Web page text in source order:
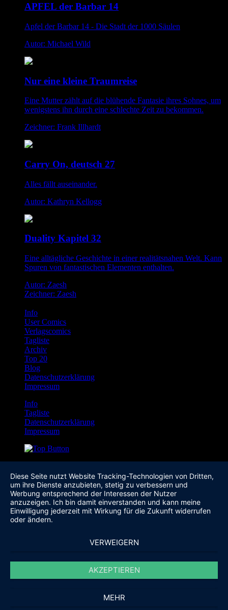
APFEL der Barbar 14
Apfel der Barbar 14 - Die Stadt der 1000 Säulen
Autor: Michael Wild
Nur eine kleine Traumreise
Eine Mutter zählt auf die blühende Fantasie ihres Sohnes, um
wenigstens ihn durch eine schlechte Zeit zu bekommen.
Zeichner: Frank Illhardt
Carry On, deutsch 27
Alles fällt auseinander.
Autor: Kathryn Kellogg
Duality Kapitel 32
Eine alltägliche Geschichte in einer realitätsnahen Welt. Kann
Spuren von fantastischen Elementen enthalten.
Autor: Zaesh
Zeichner: Zaesh
Info
User Comics
Verlagscomics
Tagliste
Archiv
Top 20
Blog
Datenschutzerklärung
Impressum
Info
Tagliste
Datenschutzerklärung
Impressum
Diese Seite nutzt Website Tracking-Technologien von Dritten,
um ihre Dienste anzubieten, stetig zu verbessern und
Werbung entsprechend der Interessen der Nutzer
anzuzeigen. Ich bin damit einverstanden und kann meine
Einwilligung jederzeit mit Wirkung für die Zukunft widerrufen
oder ändern.
VERWEIGERN
AKZEPTIEREN
MEHR